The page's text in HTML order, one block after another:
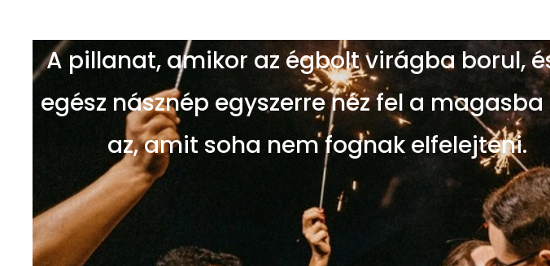
A pillanat, amikor az égbolt virágba borul,
egész násznép egyszerre néz fel a magasba
az, amit soha nem fognak elfelejteni.